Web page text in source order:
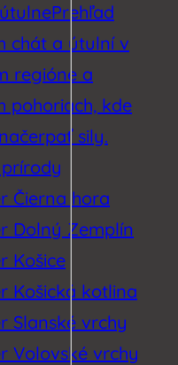
Prehľad
chát a útulní v
regióne a
pohoriach, kde
sily.
Čierna hora
Dolný Zemplín
Košice
Košická kotlina
Slanské vrchy
Volovské vrchy